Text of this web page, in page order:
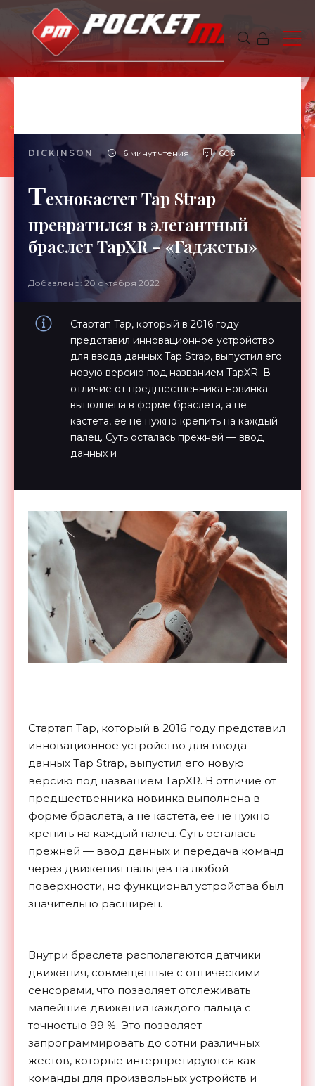
DICKINSON 6 минут чтения 606
Технокастет Tap Strap
превратился в элегантный
браслет TapXR - «Гаджеты»
Добавлено: 20 октября 2022
Стартап Tap, который в 2016 году
представил инновационное устройство
для ввода данных Tap Strap, выпустил его
новую версию под названием TapXR. В
отличие от предшественника новинка
выполнена в форме браслета, а не
кастета, ее не нужно крепить на каждый
палец. Суть осталась прежней — ввод
данных и
Стартап Tap, который в 2016 году представил
инновационное устройство для ввода
данных Tap Strap, выпустил его новую
версию под названием TapXR. В отличие от
предшественника новинка выполнена в
форме браслета, а не кастета, ее не нужно
крепить на каждый палец. Суть осталась
прежней — ввод данных и передача команд
через движения пальцев на любой
поверхности, но функционал устройства был
значительно расширен.
Внутри браслета располагаются датчики
движения, совмещенные с оптическими
сенсорами, что позволяет отслеживать
малейшие движения каждого пальца с
точностью 99 %. Это позволяет
запрограммировать до сотни различных
жестов, которые интерпретируются как
команды для произвольных устройств и